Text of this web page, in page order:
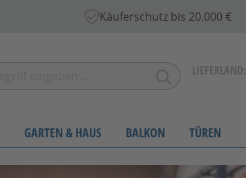
Käuferschutz bis 20.000 €
LIEFERLAND:
GARTEN & HAUS BALKON TÜREN